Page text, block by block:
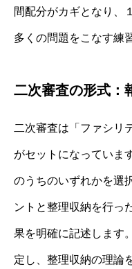
間配分がカギとなり、
多くの問題をこなす練
二次審査の形式：
二次審査は「ファシリ
がセットになっていま
のうちのいずれかを選
ントと整理収納を行っ
果を明確に記述します
定し、整理収納の理論